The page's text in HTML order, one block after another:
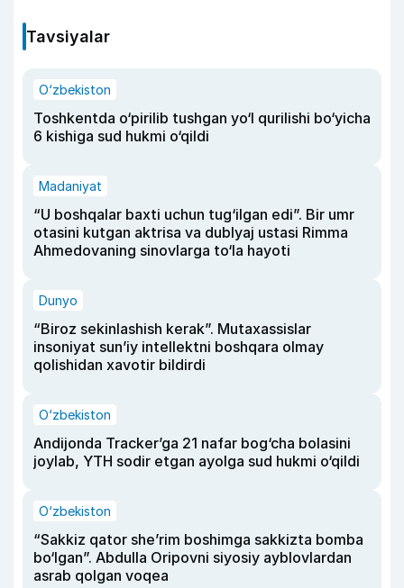
Tavsiyalar
O‘zbekiston
Toshkentda o‘pirilib tushgan yo‘l qurilishi bo‘yicha
6 kishiga sud hukmi o‘qildi
Madaniyat
“U boshqalar baxti uchun tug‘ilgan edi”. Bir umr
otasini kutgan aktrisa va dublyaj ustasi Rimma
Ahmedovaning sinovlarga to‘la hayoti
Dunyo
“Biroz sekinlashish kerak”. Mutaxassislar
insoniyat sun’iy intellektni boshqara olmay
qolishidan xavotir bildirdi
O‘zbekiston
Andijonda Tracker’ga 21 nafar bog‘cha bolasini
joylab, YTH sodir etgan ayolga sud hukmi o‘qildi
O‘zbekiston
“Sakkiz qator she’rim boshimga sakkizta bomba
bo‘lgan”. Abdulla Oripovni siyosiy ayblovlardan
asrab qolgan voqea